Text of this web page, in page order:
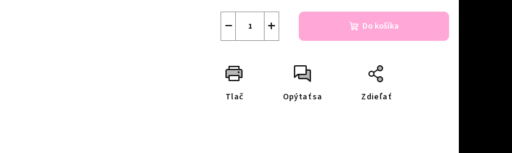
+
− Do košíka
Tlač Opýtať sa Zdieľať